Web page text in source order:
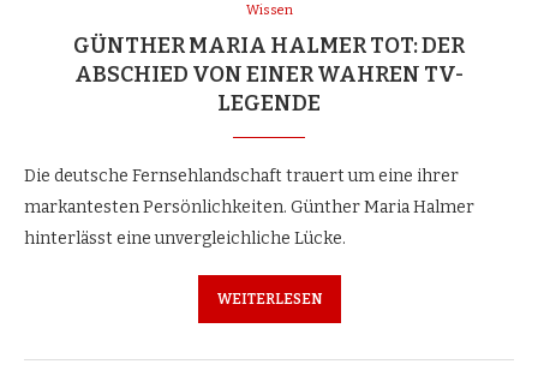
Wissen
GÜNTHER MARIA HALMER TOT: DER
ABSCHIED VON EINER WAHREN TV-
LEGENDE
Die deutsche Fernsehlandschaft trauert um eine ihrer
markantesten Persönlichkeiten. Günther Maria Halmer
hinterlässt eine unvergleichliche Lücke.
WEITERLESEN